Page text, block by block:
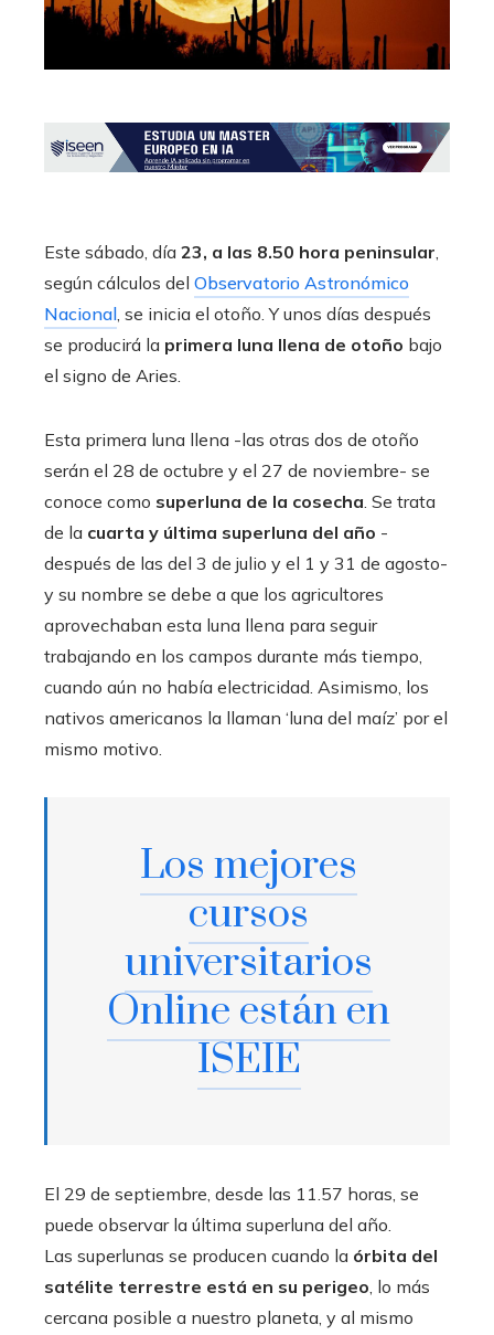
Este sábado, día 23, a las 8.50 hora peninsular,
según cálculos del Observatorio Astronómico
Nacional, se inicia el otoño. Y unos días después
se producirá la primera luna llena de otoño bajo
el signo de Aries.
Esta primera luna llena -las otras dos de otoño
serán el 28 de octubre y el 27 de noviembre- se
conoce como superluna de la cosecha. Se trata
de la cuarta y última superluna del año -
después de las del 3 de julio y el 1 y 31 de agosto-
y su nombre se debe a que los agricultores
aprovechaban esta luna llena para seguir
trabajando en los campos durante más tiempo,
cuando aún no había electricidad. Asimismo, los
nativos americanos la llaman ‘luna del maíz’ por el
mismo motivo.
Los mejores
cursos
universitarios
Online están en
ISEIE
El 29 de septiembre, desde las 11.57 horas, se
puede observar la última superluna del año.
Las superlunas se producen cuando la órbita del
satélite terrestre está en su perigeo, lo más
cercana posible a nuestro planeta, y al mismo